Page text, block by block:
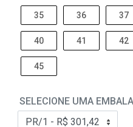
35 36 37
40 41 42
45
SELECIONE UMA